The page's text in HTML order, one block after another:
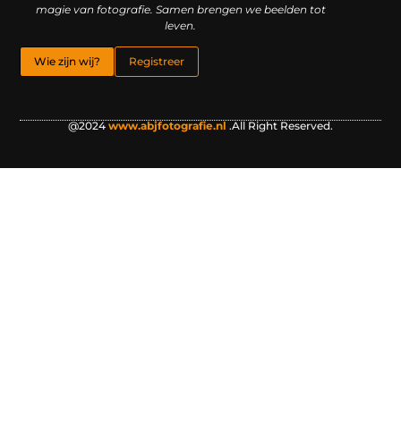
magie van fotografie. Samen brengen we beelden tot
leven.
Wie zijn wij? Registreer
@2024 www.abjfotografie.nl .All Right Reserved.